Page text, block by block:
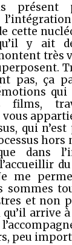
présent
cette
y ait
très
pas, ça
qui
films,
qui n’est
hors
dans
me
sommes
et non
arrive
peu